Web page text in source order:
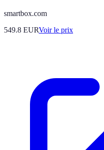
smartbox.com
549.8 EURVoir le prix